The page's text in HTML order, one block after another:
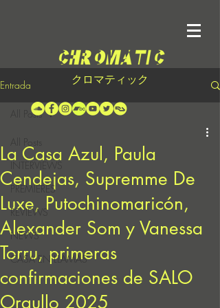
クロマティック
Entrada
INTERVIEWS
PREMIERES
REVIEWS
NEWS
CASA EN LLAMAS
All Posts
La Casa Azul, Paula
Cendejas, Supremme De
Luxe, Putochinomaricón,
Alexander Som y Vanessa
Torru, primeras
confirmaciones de SALO
Orgullo 2025